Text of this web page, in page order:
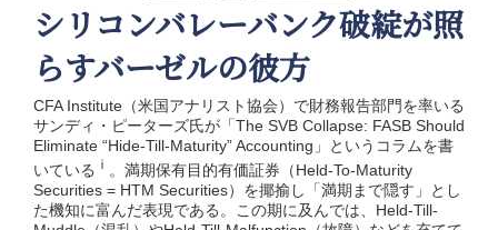
シリコンバレーバンク破綻が照
らすバーゼルの彼方
CFA Institute（米国アナリスト協会）で財務報告部門を率いる
サンディ・ピーターズ氏が「The SVB Collapse: FASB Should
Eliminate “Hide-Till-Maturity” Accounting」というコラムを書
いている ⅰ 。満期保有目的有価証券（Held-To-Maturity
Securities = HTM Securities）を揶揄し「満期まで隠す」とし
た機知に富んだ表現である。この期に及んでは、Held-Till-